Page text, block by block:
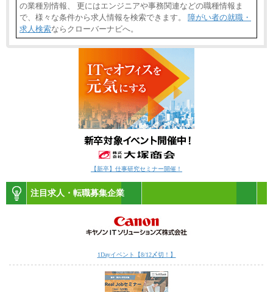
の業種別情報、 更にはエンジニアや事務関連などの職種情報ま
で、様々な条件から求人情報を検索できます。 障がい者の就職・
求人検索ならクローバーナビへ。
【新卒】仕事研究セミナー開催！
注目求人・転職募集企業
1Dayイベント【8/12〆切！】